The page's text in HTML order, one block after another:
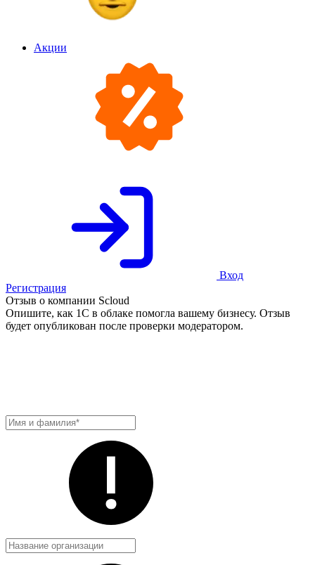
Акции
Вход
Регистрация
Отзыв о компании Scloud
Опишите, как 1С в облаке помогла вашему бизнесу. Отзыв
будет опубликован после проверки модератором.